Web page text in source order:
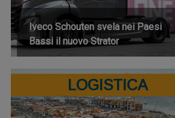
Iveco Schouten svela nei Paesi
Bassi il nuovo Strator
LOGISTICA